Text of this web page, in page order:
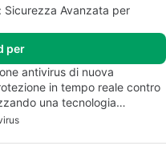
Sicurezza Avanzata per
per
antivirus di nuova
in tempo reale contro
una tecnologia…